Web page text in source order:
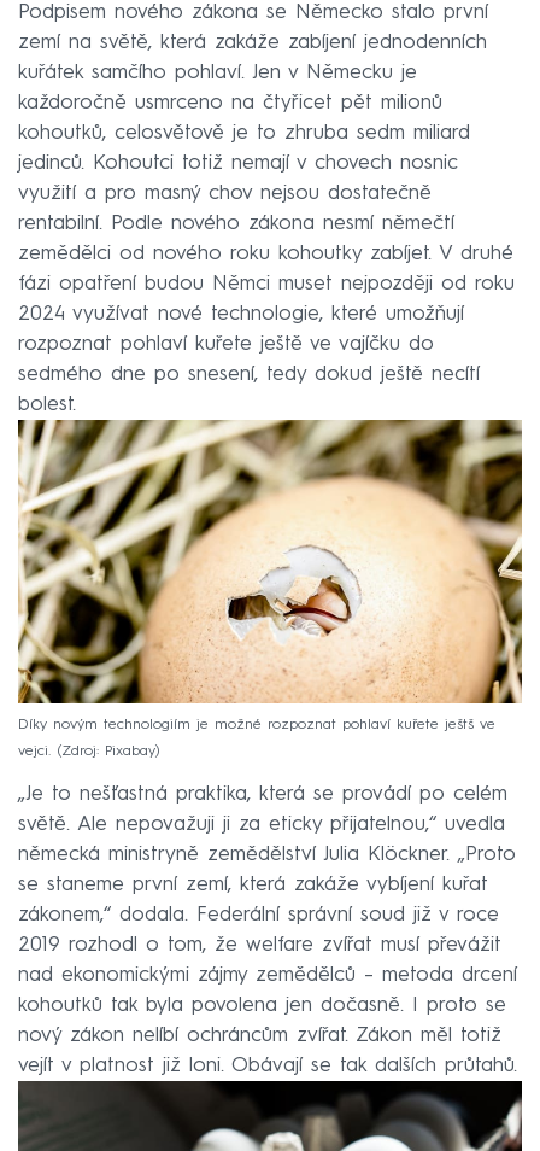
Podpisem nového zákona se Německo stalo první
zemí na světě, která zakáže zabíjení jednodenních
kuřátek samčího pohlaví. Jen v Německu je
každoročně usmrceno na čtyřicet pět milionů
kohoutků, celosvětově je to zhruba sedm miliard
jedinců. Kohoutci totiž nemají v chovech nosnic
využití a pro masný chov nejsou dostatečně
rentabilní. Podle nového zákona nesmí němečtí
zemědělci od nového roku kohoutky zabíjet. V druhé
fázi opatření budou Němci muset nejpozději od roku
2024 využívat nové technologie, které umožňují
rozpoznat pohlaví kuřete ještě ve vajíčku do
sedmého dne po snesení, tedy dokud ještě necítí
bolest.
Díky novým technologiím je možné rozpoznat pohlaví kuřete ještš ve
vejci.
Zdroj: Pixabay
„Je to nešťastná praktika, která se provádí po celém
světě. Ale nepovažuji ji za eticky přijatelnou,“ uvedla
německá ministryně zemědělství Julia Klöckner. „Proto
se staneme první zemí, která zakáže vybíjení kuřat
zákonem,“ dodala. Federální správní soud již v roce
2019 rozhodl o tom, že welfare zvířat musí převážit
nad ekonomickými zájmy zemědělců – metoda drcení
kohoutků tak byla povolena jen dočasně. I proto se
nový zákon nelíbí ochráncům zvířat. Zákon měl totiž
vejít v platnost již loni. Obávají se tak dalších průtahů.